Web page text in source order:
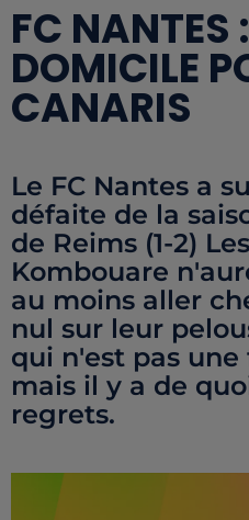
FC NANTES
DOMICILE
CANARIS
Le FC Nantes a
défaite de la
de Reims (1-2)
Kombouare
au moins aller
nul sur leur
qui n'est pas
mais il y a de
regrets.